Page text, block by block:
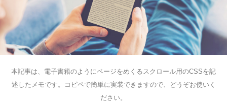
本記事は、電子書籍のようにページをめくるスクロール用のCSSを記
述したメモです。コピペで簡単に実装できますので、どうぞお使いく
ださい。